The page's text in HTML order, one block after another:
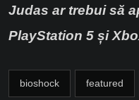
Judas ar trebui să
PlayStation 5 și
bioshock featured